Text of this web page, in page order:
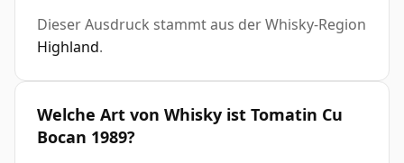
Dieser Ausdruck stammt aus der Whisky-Region
Highland.
Welche Art von Whisky ist Tomatin Cu
Bocan 1989?